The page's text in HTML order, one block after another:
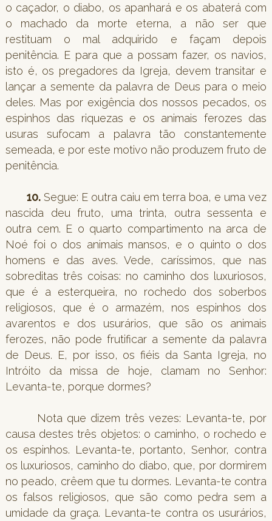
o caçador, o diabo, os apanhará e os abaterá com
o machado da morte eterna, a não ser que
restituam o mal adquirido e façam depois
penitência. E para que a possam fazer, os navios,
isto é, os pregadores da Igreja, devem transitar e
lançar a semente da palavra de Deus para o meio
deles. Mas por exigência dos nossos pecados, os
espinhos das riquezas e os animais ferozes das
usuras sufocam a palavra tão constantemente
semeada, e por este motivo não produzem fruto de
penitência.
10. Segue: E outra caiu em terra boa, e uma vez
nascida deu fruto, uma trinta, outra sessenta e
outra cem. E o quarto compartimento na arca de
Noé foi o dos animais mansos, e o quinto o dos
homens e das aves. Vede, caríssimos, que nas
sobreditas três coisas: no caminho dos luxuriosos,
que é a esterqueira, no rochedo dos soberbos
religiosos, que é o armazém, nos espinhos dos
avarentos e dos usurários, que são os animais
ferozes, não pode frutificar a semente da palavra
de Deus. E, por isso, os fiéis da Santa Igreja, no
Intróito da missa de hoje, clamam no Senhor:
Levanta-te, porque dormes?
Nota que dizem três vezes: Levanta-te, por
causa destes três objetos: o caminho, o rochedo e
os espinhos. Levanta-te, portanto, Senhor, contra
os luxuriosos, caminho do diabo, que, por dormirem
no peado, crêem que tu dormes. Levanta-te contra
os falsos religiosos, que são como pedra sem a
umidade da graça. Levanta-te contra os usurários,